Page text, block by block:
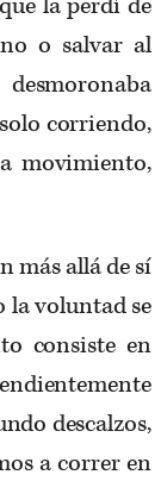
la perdí de
o salvar al
corriendo,
movimiento,
más allá de sí
la voluntad se
consiste en
descalzos,
a correr en